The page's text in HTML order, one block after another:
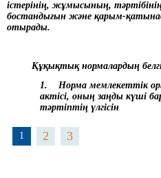
істерінің, жұмысының,
бостандығын және қарым-
отырады.
Құқықтық нормалардың
1. Норма мемлекеттік
актісі, оның заңды күші
тәртіптің үлгісін
1 2 3